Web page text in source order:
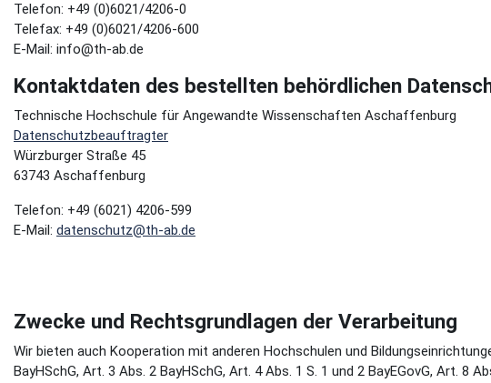
Telefon: +49 (0)6021/4206-0
Telefax: +49 (0)6021/4206-600
E-Mail: info@th-ab.de
Kontaktdaten des bestellten behördlichen
Technische Hochschule für Angewandte Wissenschaften Aschaffenburg
Datenschutzbeauftragter
Würzburger Straße 45
63743 Aschaffenburg
Telefon: +49 (6021) 4206-599
E-Mail: datenschutz@th-ab.de
Zwecke und Rechtsgrundlagen der Verarbeitung
Wir bieten auch Kooperation mit anderen Hochschulen und
BayHSchG, Art. 3 Abs. 2 BayHSchG, Art. 4 Abs. 1 S. 1 und 2 BayEGovG, Art. 8